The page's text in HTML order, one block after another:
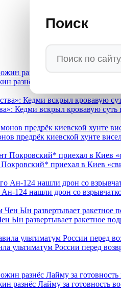
Поиск
разнёс Лайму за готовность
Кедми вскрыл кровавую
предрёк киевской хунте
приехал в Киев
124 нашли дрон со
развертывает ракетное
ультиматум России перед
разнёс Лайму за готовность